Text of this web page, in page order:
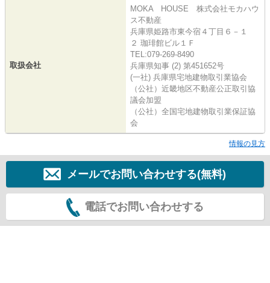
取扱会社
MOKA HOUSE 株式会社モカハウ
ス不動産
兵庫県姫路市東今宿４丁目６－１
２ 珈琲館ビル１Ｆ
TEL:079-269-8490
兵庫県知事 (2) 第451652号
(一社) 兵庫県宅地建物取引業協会
（公社）近畿地区不動産公正取引協
議会加盟
（公社）全国宅地建物取引業保証協
会
情報の見方
メールでお問い合わせする(無料)
電話でお問い合わせする